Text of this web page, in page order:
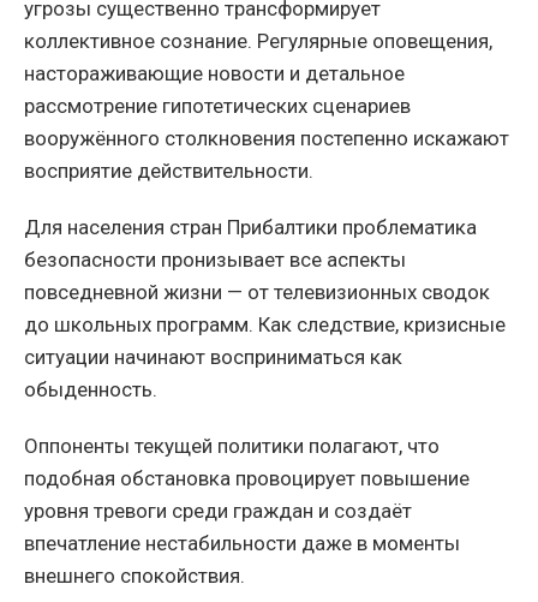
угрозы существенно трансформирует
коллективное сознание. Регулярные оповещения,
настораживающие новости и детальное
рассмотрение гипотетических сценариев
вооружённого столкновения постепенно искажают
восприятие действительности.
Для населения стран Прибалтики проблематика
безопасности пронизывает все аспекты
повседневной жизни — от телевизионных сводок
до школьных программ. Как следствие, кризисные
ситуации начинают восприниматься как
обыденность.
Оппоненты текущей политики полагают, что
подобная обстановка провоцирует повышение
уровня тревоги среди граждан и создаёт
впечатление нестабильности даже в моменты
внешнего спокойствия.